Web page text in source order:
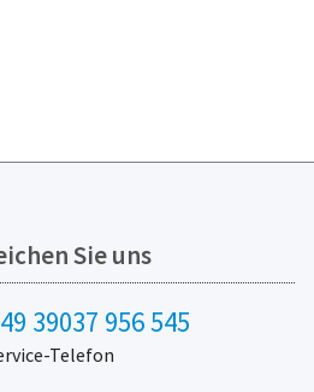
Sie uns
39037 956 545
Telefon